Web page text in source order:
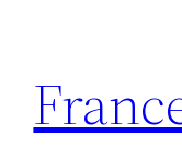
contenu